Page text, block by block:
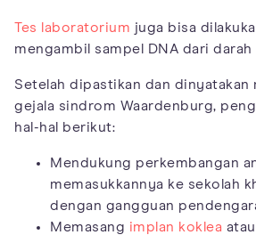
Tes laboratorium juga bisa
mengambil sampel DNA dari darah
Setelah dipastikan dan dinyatakan
gejala sindrom Waardenburg,
hal-hal berikut:
Mendukung perkembangan
memasukkannya ke sekolah
dengan gangguan
Memasang implan koklea